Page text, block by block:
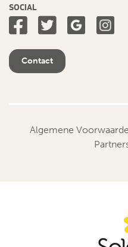
SOCIAL
Contact
Algemene